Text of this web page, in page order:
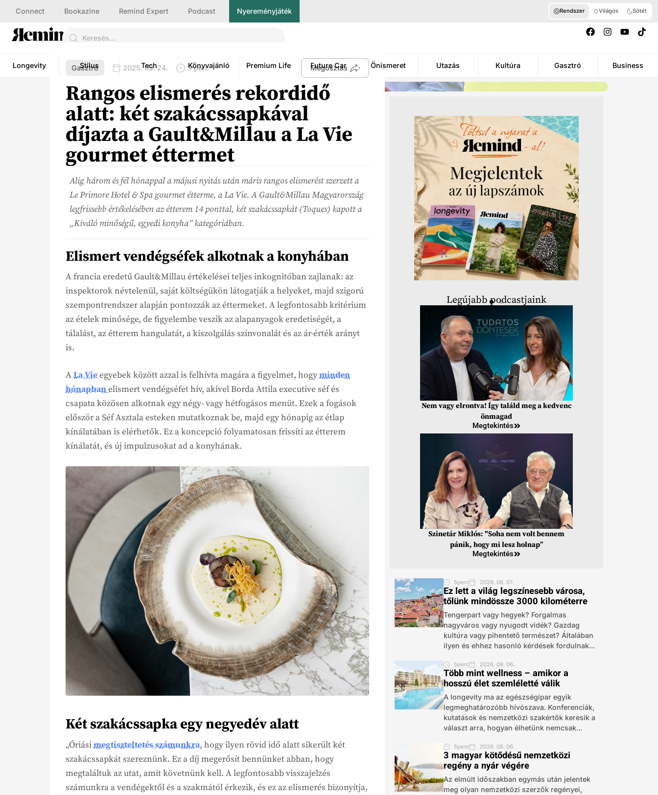
Connect Bookazine Remind Expert Podcast Nyereményjáték Rendszer Világos Sötét
Longevity Stílus Tech Könyvajánló Premium Life Future Car Önismeret Utazás Kultúra Gasztró Business
Gasztró 2025. 09. 24. 3 perc Megosztás
Rangos elismerés rekordidő
alatt: két szakácssapkával
díjazta a Gault&Millau a La Vie
gourmet éttermet
Alig három és fél hónappal a májusi nyitás után máris rangos elismerést szerzett a
Le Primore Hotel & Spa gourmet étterme, a La Vie. A Gault&Millau Magyarország
legfrissebb értékelésében az étterem 14 ponttal, két szakácssapkát (Toques) kapott a
„Kiváló minőségű, egyedi konyha” kategóriában.
Elismert vendégséfek alkotnak a konyhában
A francia eredetű Gault&Millau értékelései teljes inkognitóban zajlanak: az
inspektorok névtelenül, saját költségükön látogatják a helyeket, majd szigorú
szempontrendszer alapján pontozzák az éttermeket. A legfontosabb kritérium
az ételek minősége, de figyelembe veszik az alapanyagok eredetiségét, a
tálalást, az étterem hangulatát, a kiszolgálás színvonalát és az ár-érték arányt
is.
ALa Vieegyebek között azzal is felhívta magára a figyelmet, hogyminden
hónapbanelismert vendégséfet hív, akivel Borda Attila executive séf és
csapata közösen alkotnak egy négy- vagy hétfogásos menüt. Ezek a fogások
először a Séf Asztala esteken mutatkoznak be, majd egy hónapig az étlap
kínálatában is elérhetők. Ez a koncepció folyamatosan frissíti az étterem
kínálatát, és új impulzusokat ad a konyhának.
Két szakácssapka egy negyedév alatt
„Óriásimegtiszteltetés számunkra, hogy ilyen rövid idő alatt sikerült két
szakácssapkát szereznünk. Ez a díj megerősít bennünket abban, hogy
megtaláltuk az utat, amit követnünk kell. A legfontosabb visszajelzés
számunkra a vendégektől és a szakmától érkezik, és ez az elismerés bizonyítja,
Legújabb podcastjaink
Nem vagy elrontva! Így találd meg a kedvenc
önmagad
Megtekintés
Szinetár Miklós: "Soha nem volt bennem
pánik, hogy mi lesz holnap”
Megtekintés
5perc 2026. 08. 07.
Ez lett a világ legszínesebb városa,
tőlünk mindössze 3000 kilométerre
Tengerpart vagy hegyek? Forgalmas
nagyváros vagy nyugodt vidék? Gazdag
kultúra vagy pihentető természet? Általában
ilyen és ehhez hasonló kérdések fordulnak...
5perc 2026. 08. 06.
Több mint wellness – amikor a
hosszú élet szemléletté válik
A longevity ma az egészségipar egyik
legmeghatározóbb hívószava. Konferenciák,
kutatások és nemzetközi szakértők keresik a
választ arra, hogyan élhetünk nemcsak...
5perc 2026. 08. 06.
3 magyar kötődésű nemzetközi
regény a nyár végére
Az elmúlt időszakban egymás után jelentek
meg olyan nemzetközi szerzők regényei,